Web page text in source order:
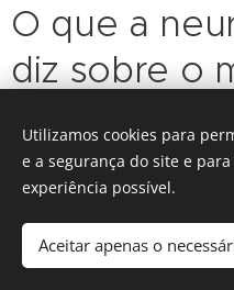
O que a
diz sobre o
A investigação indica que
que estamos acordados,
uma das razões porque
uma rede de modo
investigadores
Utilizamos cookies para
e a segurança do site e
experiência possível.
Aceitar apenas o